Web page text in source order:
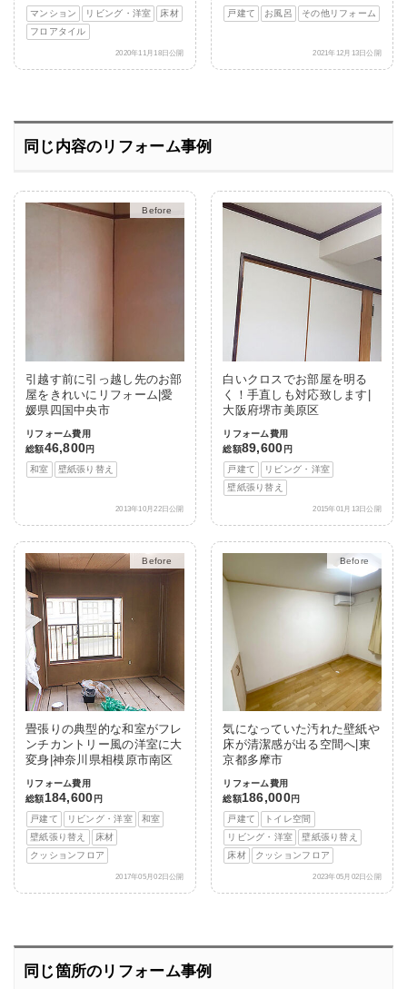
マンション
リビング・洋室
床材
フロアタイル
2020年11月18日公開
戸建て
お風呂 その他リフォーム
2021年12月13日公開
同じ内容のリフォーム事例
After
引越す前に引っ越し先のお部
屋をきれいにリフォーム|愛
媛県四国中央市
リフォーム費用
総額46,800円
和室
壁紙張り替え
2013年10月22日公開
白いクロスでお部屋を明る
く！手直しも対応致します|
大阪府堺市美原区
リフォーム費用
総額89,600 円
戸建て
リビング・洋室
壁紙張り替え
2015年01月13日公開
After
畳張りの典型的な和室がフレ
ンチカントリー風の洋室に大
変身|神奈川県相模原市南区
リフォーム費用
総額184,600 円
戸建て
リビング・洋室
和室
壁紙張り替え
床材
クッションフロア
2017年05月02日公開
After
気になっていた汚れた壁紙や
床が清潔感が出る空間へ|東
京都多摩市
リフォーム費用
総額186,000円
戸建て
トイレ空間
リビング・洋室
壁紙張り替え
床材
クッションフロア
2023年05月02日公開
同じ箇所のリフォーム事例